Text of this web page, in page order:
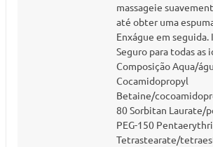
massageie
até obter uma
Enxágue em seguida.
Seguro para todas as
Composição Aqua/
Cocamidopropyl
Betaine/
80 Sorbitan Laurate/
PEG-150
Tetrastearate/